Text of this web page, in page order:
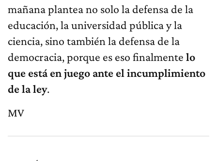
mañana plantea no solo la defensa de la
educación, la universidad pública y la
ciencia, sino también la defensa de la
democracia, porque es eso finalmente lo
que está en juego ante el incumplimiento
de la ley.
MV